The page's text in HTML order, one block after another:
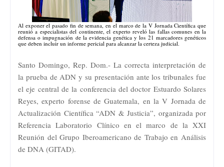
Al exponer el pasado fin de semana, en el marco de la V Jornada Científica que
reunió a especialistas del continente, el experto reveló las fallas comunes en la
defensa o impugnación de la evidencia genética y los 21 marcadores genéticos
que deben incluir un informe pericial para alcanzar la certeza judicial.
Santo Domingo, Rep. Dom.- La correcta interpretación de
la prueba de ADN y su presentación ante los tribunales fue
el eje central de la conferencia del doctor Estuardo Solares
Reyes, experto forense de Guatemala, en la V Jornada de
Actualización Científica “ADN & Justicia”, organizada por
Referencia Laboratorio Clínico en el marco de la XXI
Reunión del Grupo Iberoamericano de Trabajo en Análisis
de DNA (GITAD).